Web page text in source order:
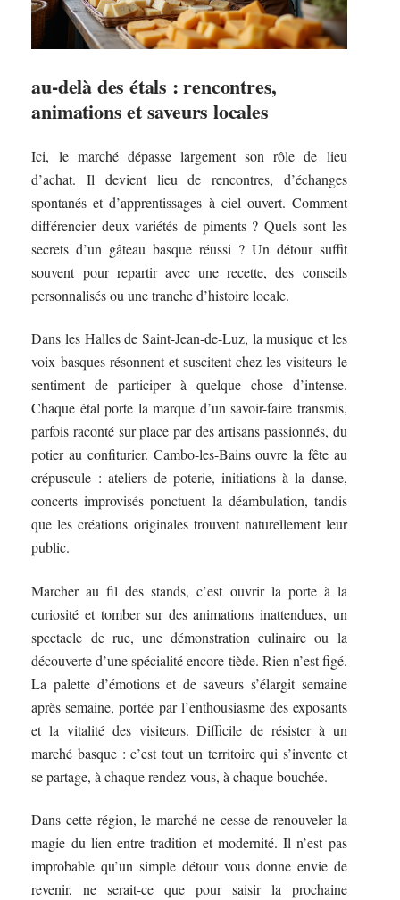
au-delà des étals : rencontres,
animations et saveurs locales
Ici, le marché dépasse largement son rôle de lieu
d’achat. Il devient lieu de rencontres, d’échanges
spontanés et d’apprentissages à ciel ouvert. Comment
différencier deux variétés de piments ? Quels sont les
secrets d’un gâteau basque réussi ? Un détour suffit
souvent pour repartir avec une recette, des conseils
personnalisés ou une tranche d’histoire locale.
Dans les Halles de Saint-Jean-de-Luz, la musique et les
voix basques résonnent et suscitent chez les visiteurs le
sentiment de participer à quelque chose d’intense.
Chaque étal porte la marque d’un savoir-faire transmis,
parfois raconté sur place par des artisans passionnés, du
potier au confiturier. Cambo-les-Bains ouvre la fête au
crépuscule : ateliers de poterie, initiations à la danse,
concerts improvisés ponctuent la déambulation, tandis
que les créations originales trouvent naturellement leur
public.
Marcher au fil des stands, c’est ouvrir la porte à la
curiosité et tomber sur des animations inattendues, un
spectacle de rue, une démonstration culinaire ou la
découverte d’une spécialité encore tiède. Rien n’est figé.
La palette d’émotions et de saveurs s’élargit semaine
après semaine, portée par l’enthousiasme des exposants
et la vitalité des visiteurs. Difficile de résister à un
marché basque : c’est tout un territoire qui s’invente et
se partage, à chaque rendez-vous, à chaque bouchée.
Dans cette région, le marché ne cesse de renouveler la
magie du lien entre tradition et modernité. Il n’est pas
improbable qu’un simple détour vous donne envie de
revenir, ne serait-ce que pour saisir la prochaine